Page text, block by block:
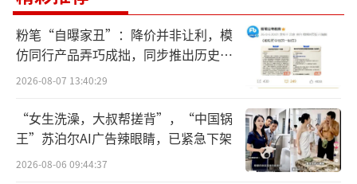
胜马财经注意到，根据公开信息显示，宗
庆后持有公司股份的情况复杂，而宗馥莉作为
其女儿，虽有一定股份，但在三方股东（上城
文旅、宗庆后及娃哈哈基层工会）之间权力平
衡的情况下，她要继承父亲的领导地位并不轻
松。
粉笔“自曝家丑”：降价并非让利，模
仿同行产品弄巧成拙，同步推出历史学
员退费方案
2026-08-07 13:40:29
“女生洗澡，大叔帮搓背”，“中国锅
王”苏泊尔AI广告辣眼睛，已紧急下架
2026-08-06 09:44:37